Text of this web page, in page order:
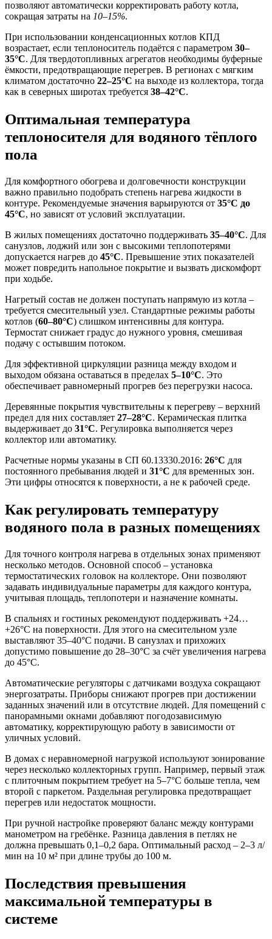
позволяют автоматически корректировать работу котла,
сокращая затраты на 10–15%.
При использовании конденсационных котлов КПД
возрастает, если теплоноситель подаётся с параметром 30–
35°C. Для твердотопливных агрегатов необходимы буферные
ёмкости, предотвращающие перегрев. В регионах с мягким
климатом достаточно 22–25°C на выходе из коллектора, тогда
как в северных широтах требуется 38–42°C.
Оптимальная температура
теплоносителя для водяного тёплого
пола
Для комфортного обогрева и долговечности конструкции
важно правильно подобрать степень нагрева жидкости в
контуре. Рекомендуемые значения варьируются от 35°C до
45°C, но зависят от условий эксплуатации.
В жилых помещениях достаточно поддерживать 35–40°C. Для
санузлов, лоджий или зон с высокими теплопотерями
допускается нагрев до 45°C. Превышение этих показателей
может повредить напольное покрытие и вызвать дискомфорт
при ходьбе.
Нагретый состав не должен поступать напрямую из котла –
требуется смесительный узел. Стандартные режимы работы
котлов (60–80°C) слишком интенсивны для контура.
Термостат снижает градус до нужного уровня, смешивая
подачу с остывшим потоком.
Для эффективной циркуляции разница между входом и
выходом обязана оставаться в пределах 5–10°C. Это
обеспечивает равномерный прогрев без перегрузки насоса.
Деревянные покрытия чувствительны к перегреву – верхний
предел для них составляет 27–28°C. Керамическая плитка
выдерживает до 31°C. Регулировка выполняется через
коллектор или автоматику.
Расчетные нормы указаны в СП 60.13330.2016: 26°C для
постоянного пребывания людей и 31°C для временных зон.
Эти цифры относятся к поверхности, а не к рабочей среде.
Как регулировать температуру
водяного пола в разных помещениях
Для точного контроля нагрева в отдельных зонах применяют
несколько методов. Основной способ – установка
термостатических головок на коллекторе. Они позволяют
задавать индивидуальные параметры для каждого контура,
учитывая площадь, теплопотери и назначение комнаты.
В спальнях и гостиных рекомендуют поддерживать +24…
+26°C на поверхности. Для этого на смесительном узле
выставляют 35–40°C подачи. В санузлах и прихожих
допустимо повышение до 28–30°C за счёт увеличения нагрева
до 45°C.
Автоматические регуляторы с датчиками воздуха сокращают
энергозатраты. Приборы снижают прогрев при достижении
заданных значений или в отсутствие людей. Для помещений с
панорамными окнами добавляют погодозависимую
автоматику, корректирующую работу в зависимости от
уличных условий.
В домах с неравномерной нагрузкой используют зонирование
через несколько коллекторных групп. Например, первый этаж
с плиточным покрытием требует на 5–7°C больше тепла, чем
второй с паркетом. Раздельная регулировка предотвращает
перегрев или недостаток мощности.
При ручной настройке проверяют баланс между контурами
манометром на гребёнке. Разница давления в петлях не
должна превышать 0,1–0,2 бара. Оптимальный расход – 2–3 л/
мин на 10 м² при длине трубы до 100 м.
Последствия превышения
максимальной температуры в
системе